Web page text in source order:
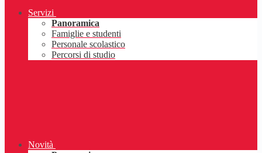
Servizi
Panoramica
Famiglie e studenti
Personale scolastico
Percorsi di studio
Novità